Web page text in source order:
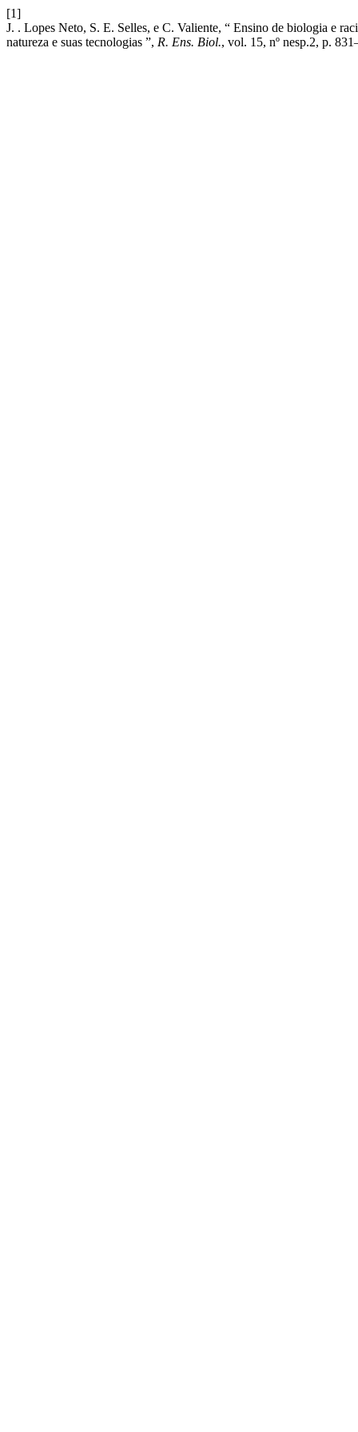
[1]
J. . Lopes Neto, S. E. Selles, e C. Valiente, “ Ensino de biologia e
natureza e suas tecnologias ”, R. Ens. Biol., vol. 15, nº nesp.2, p.